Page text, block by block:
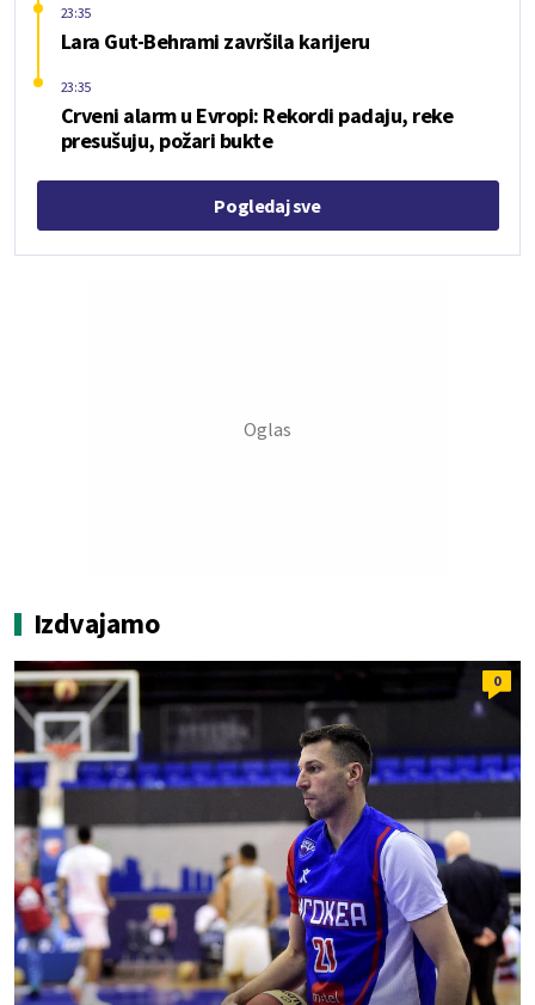
Lara Gut-Behrami završila karijeru
23:35
Crveni alarm u Evropi: Rekordi padaju, reke
presušuju, požari bukte
23:35
Pogledaj sve
Izdvajamo
0